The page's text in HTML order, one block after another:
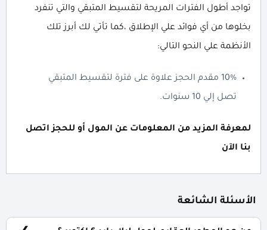
تواجد أطول الفترات المريحة لتقسيط المتبقي والتي تنفرد
بخلوها من أي فوائد علي الإطلاق ،كما تأتي لك أبرز تلك
الأنظمة علي النحو التالي:
10% مقدم الحجز علاوة على فترة لتقسيط المتبقي
تصل إلي 10 سنوات.
لمعرفة المزيد من المعلومات عن المول أو للحجز اتصل
بنا الآن
الأسئلة الشائعة